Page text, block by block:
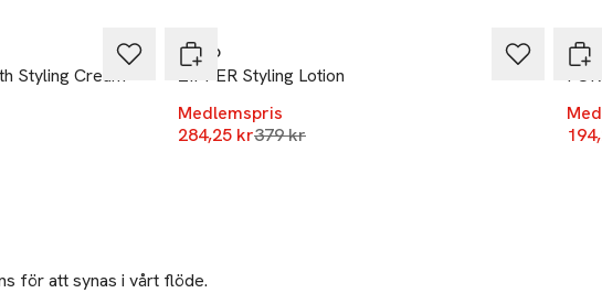
Styling Cream
R+Co
ZIPPER Styling Lotion
Medlemspris
284,25 krLägsta pris 30 dagar
379 kr
för att synas i vårt flöde.